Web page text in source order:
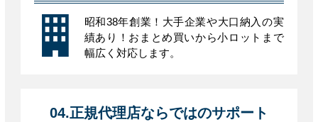
昭和38年創業！大手企業や大口納入の実
績あり！おまとめ買いから小ロットまで
幅広く対応します。
04.正規代理店ならではのサポート